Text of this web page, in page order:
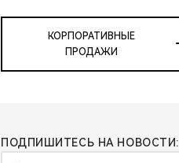
КОРПОРАТИВНЫЕ
ПРОДАЖИ
ПОДПИШИТЕСЬ НА НОВОСТИ: